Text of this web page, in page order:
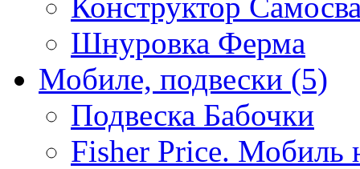
Шнуровка Ферма
Мобиле, подвески (5)
Подвеска Бабочки
Fisher Price. Мобиль